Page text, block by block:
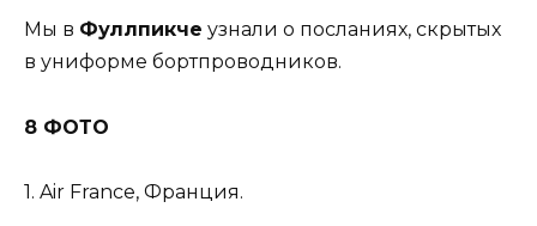
Мы в Фуллпикче узнали о посланиях, скрытых
в униформе бортпроводников.
8 ФОТО
1. Air France, Франция.